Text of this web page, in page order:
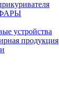
устройства
продукция